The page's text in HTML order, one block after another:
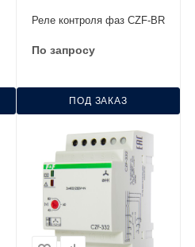
Реле контроля фаз CZF-ВR
По запросу
ПОД ЗАКАЗ